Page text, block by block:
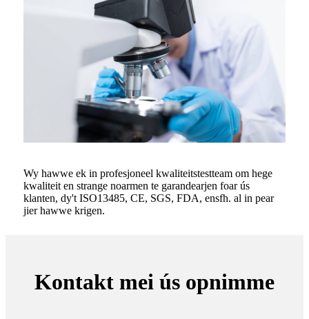
Wy hawwe ek in profesjoneel kwaliteitstestteam om hege
kwaliteit en strange noarmen te garandearjen foar ús
klanten, dy't ISO13485, CE, SGS, FDA, ensfh. al in pear
jier hawwe krigen.
Kontakt mei ús opnimme